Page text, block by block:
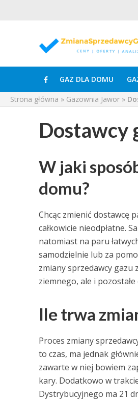
GAZ DLA DOMU
Strona główna » Gazownia Jawor »
Dostawcy
W jaki
domu?
Chcąc zmienić dostawcę
całkowicie nieodpłatne.
natomiast na paru
samodzielnie lub za
zmiany sprzedawcy gazu
ziemnego, ale i
Ile trwa
Proces zmiany
to czas, ma jednak
zawarte w niej bowiem
kary. Dodatkowo w
Dystrybucyjnego ma 21